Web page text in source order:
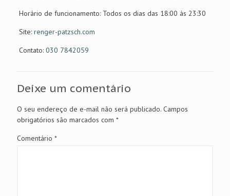
Horário de funcionamento: Todos os dias das 18:00 às 23:30
Site: renger-patzsch.com
Contato: 030 7842059
Deixe um comentário
O seu endereço de e-mail não será publicado. Campos
obrigatórios são marcados com *
Comentário *